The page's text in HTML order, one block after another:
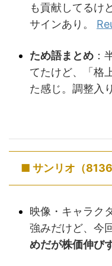
も貢献してるけ
サインあり。
ため語まとめ ：
てたけど、「格
た感じ。調整入
■ サンリオ（8136
映像・キャラク
強みだけど、今
めだが株価伸び